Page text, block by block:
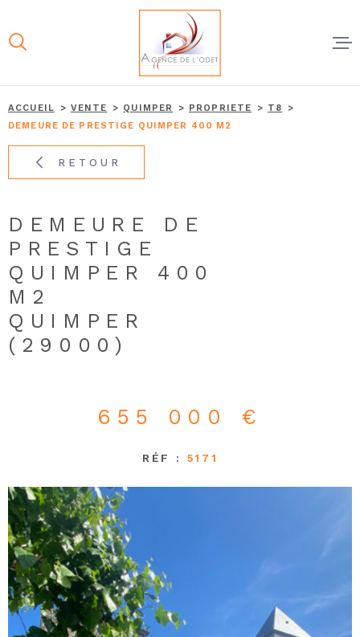
la
menu
contenu
À
ACCUEIL VENTE QUIMPER PROPRIETE
T8
DEMEURE DE PRESTIGE QUIMPER 400 M2
RETOUR
DEMEURE DE
PRESTIGE
QUIMPER 400
M2
QUIMPER
(29000)
655 000 €
RÉF : 5171